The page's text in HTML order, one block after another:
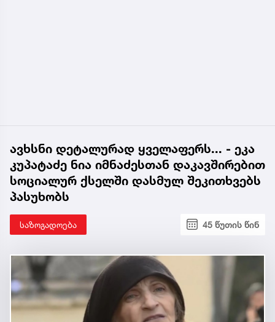
ავხსნი დეტალურად ყველაფერს... - ეკა
კუპატაძე ნია იმნაძესთან დაკავშირებით
სოციალურ ქსელში დასმულ შეკითხვებს
პასუხობს
საზოგადოება 45 წუთის წინ